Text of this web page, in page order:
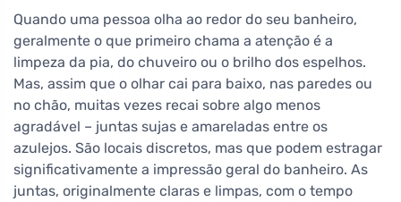
Quando uma pessoa olha ao redor do seu banheiro,
geralmente o que primeiro chama a atenção é a
limpeza da pia, do chuveiro ou o brilho dos espelhos.
Mas, assim que o olhar cai para baixo, nas paredes ou
no chão, muitas vezes recai sobre algo menos
agradável – juntas sujas e amareladas entre os
azulejos. São locais discretos, mas que podem estragar
significativamente a impressão geral do banheiro. As
juntas, originalmente claras e limpas, com o tempo